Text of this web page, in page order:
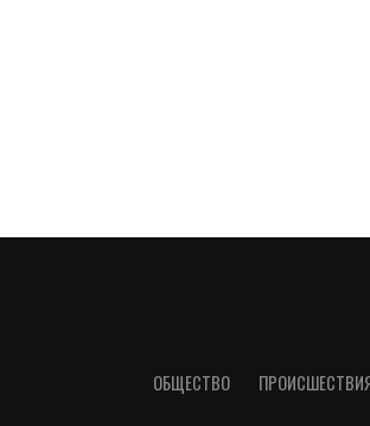
ОБЩЕСТВО